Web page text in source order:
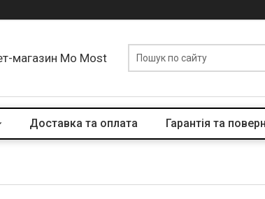
магазин Mo Most
Доставка та оплата Гарантія та